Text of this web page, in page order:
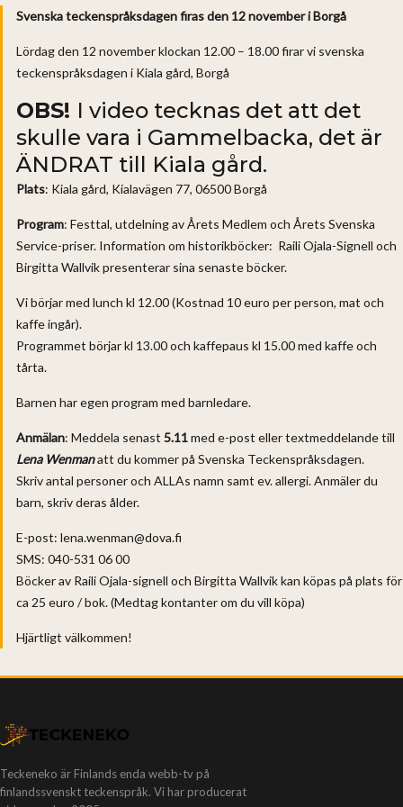
Svenska teckenspråksdagen firas den 12 november i Borgå
Lördag den 12 november klockan 12.00 – 18.00 firar vi svenska
teckenspråksdagen i Kiala gård, Borgå
OBS! I video tecknas det att det
skulle vara i Gammelbacka, det är
ÄNDRAT till Kiala gård.
Plats: Kiala gård, Kialavägen 77, 06500 Borgå
Program: Festtal, utdelning av Årets Medlem och Årets Svenska
Service-priser. Information om historikböcker: Raili Ojala-Signell och
Birgitta Wallvik presenterar sina senaste böcker.
Vi börjar med lunch kl 12.00 (Kostnad 10 euro per person, mat och
kaffe ingår).
Programmet börjar kl 13.00 och kaffepaus kl 15.00 med kaffe och
tårta.
Barnen har egen program med barnledare.
Anmälan: Meddela senast 5.11med e-post eller textmeddelande till
Lena Wenmanatt du kommer på Svenska Teckenspråksdagen.
Skriv antal personer och ALLAs namn samt ev. allergi. Anmäler du
barn, skriv deras ålder.
E-post: lena.wenman@dova.fi
SMS: 040-531 06 00
Böcker av Raili Ojala-signell och Birgitta Wallvik kan köpas på plats för
ca 25 euro / bok. (Medtag kontanter om du vill köpa)
Hjärtligt välkommen!
Teckeneko är Finlands enda webb-tv på
finlandssvenskt teckenspråk. Vi har producerat